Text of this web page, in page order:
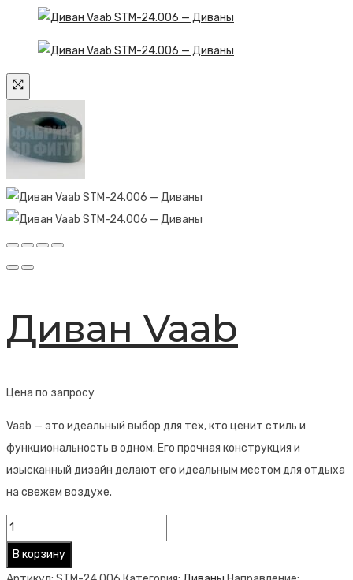
Диван Vaab
Цена по запросу
Vaab — это идеальный выбор для тех, кто ценит стиль и
функциональность в одном. Его прочная конструкция и
изысканный дизайн делают его идеальным местом для отдыха
на свежем воздухе.
Количество
товара
Диван
В корзину